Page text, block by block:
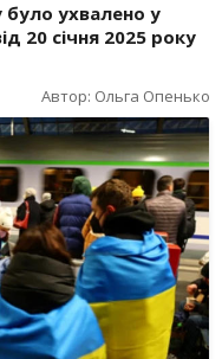
ухвалено у
20 січня 2025 року
Автор: Ольга Опенько